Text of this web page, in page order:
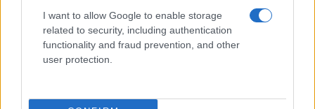
I want to allow Google to enable storage
related to security, including authentication
functionality and fraud prevention, and other
user protection.
Basket
Motori
Ciclismo